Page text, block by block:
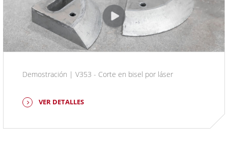
Demostración | V353 - Corte en bisel por láser
VER DETALLES